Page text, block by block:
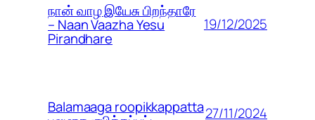
நான் வாழ இயேசு பிறந்தாரே
– Naan Vaazha Yesu
Pirandhare
19/12/2025
Balamaaga roopikkappatta27/11/2024